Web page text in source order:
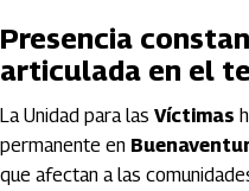
Presencia
articulada en el
La Unidad para las Víctimas
permanente en
que afectan a las